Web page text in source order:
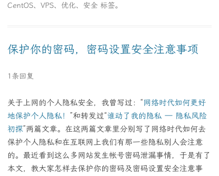
CentOS、 VPS、 优化、 安全 标签。
保护你的密码，密码设置安全注意事项
1条回复
关于上网的个人隐私安全，我曾写过：“网络时代如何更好
地保护个人隐私！ ”和转发过“谁动了我的隐私 — 隐私风险
初探”两篇文章。在这两篇文章里分别写了网络时代如何去
保护个人隐私和在互联网上我们有那一些隐私别人会注意
的。最近看到这么多网站发生帐号密码泄漏事情，于是有了
本文，教大家怎样去保护你的密码及密码设置安全注意事